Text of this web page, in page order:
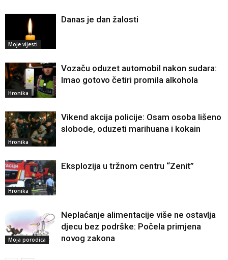
Moje vijesti
Danas je dan žalosti
Hronika
Vozaču oduzet automobil nakon sudara:
Imao gotovo četiri promila alkohola
Hronika
Vikend akcija policije: Osam osoba lišeno
slobode, oduzeti marihuana i kokain
Hronika
Eksplozija u tržnom centru “Zenit”
Moja porodica
Neplaćanje alimentacije više ne ostavlja
djecu bez podrške: Počela primjena
novog zakona